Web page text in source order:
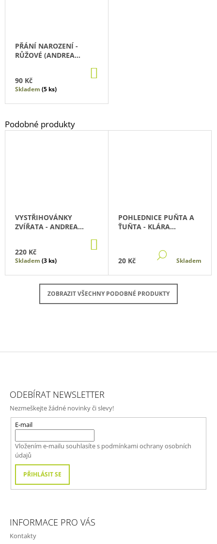
PŘÁNÍ NAROZENÍ -
RŮŽOVÉ (ANDREA
90 Kč
Skladem (5 ks)
VYSTŘIHOVÁNKY
ZVÍŘATA - ANDREA
220 Kč
Skladem (3 ks)
POHLEDNICE PUŇTA A
ŤUŇTA - KLÁRA
20 Kč
DETAIL
Skladem
ZOBRAZIT VŠECHNY PODOBNÉ PRODUKTY
ODEBÍRAT NEWSLETTER
Nezmeškejte žádné novinky či slevy!
E-mail
Vložením e-mailu souhlasíte s podmínkami ochrany osobních
údajů
PŘIHLÁSIT SE
INFORMACE PRO VÁS
Kontakty